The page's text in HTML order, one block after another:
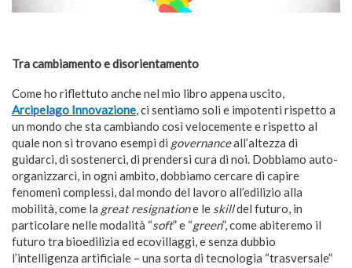
Tra cambiamento e disorientamento
Come ho riflettuto anche nel mio libro appena uscito,
Arcipelago Innovazione, ci sentiamo soli e impotenti rispetto a
un mondo che sta cambiando così velocemente e rispetto al
quale non si trovano esempi di governanceall’altezza di
guidarci, di sostenerci, di prendersi cura di noi. Dobbiamo auto-
organizzarci, in ogni ambito, dobbiamo cercare di capire
fenomeni complessi, dal mondo del lavoro all’edilizio alla
mobilità, come la great resignatione le skilldel futuro, in
particolare nelle modalità “soft” e “green”, come abiteremo il
futuro tra bioedilizia ed ecovillaggi, e senza dubbio
l’intelligenza artificiale – una sorta di tecnologia “trasversale”